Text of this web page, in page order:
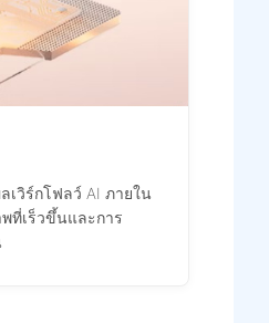
เวิร์กโฟลว์ AI ภายใน
ที่เร็วขึ้นและการ